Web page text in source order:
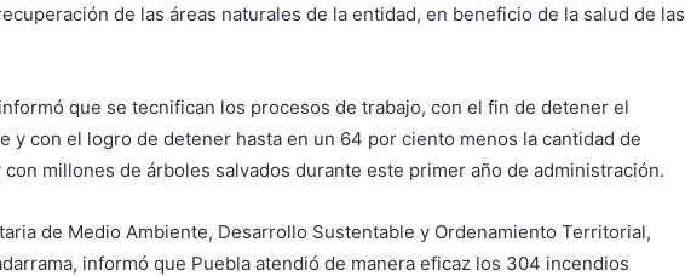
de las áreas naturales de la entidad, en beneficio de la salud de las
que se tecnifican los procesos de trabajo, con el fin de detener el
y con el logro de detener hasta en un 64 por ciento menos la cantidad de
con millones de árboles salvados durante este primer año de administración.
de Medio Ambiente, Desarrollo Sustentable y Ordenamiento Territorial,
informó que Puebla atendió de manera eficaz los 304 incendios